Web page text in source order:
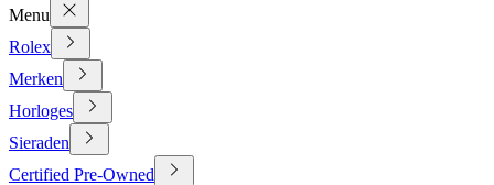
Menu
Rolex
Merken
Horloges
Sieraden
Certified Pre-Owned